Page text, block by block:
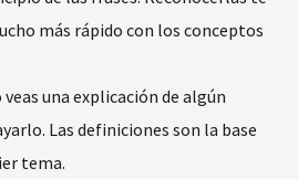
más rápido con los conceptos
veas una explicación de algún
Las definiciones son la base
tema.